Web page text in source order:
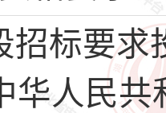
招标要
华人民